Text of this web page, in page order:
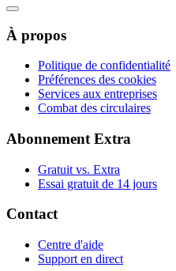
À propos
Politique de confidentialité
Préférences des cookies
Services aux entreprises
Combat des circulaires
Abonnement Extra
Gratuit vs. Extra
Essai gratuit de 14 jours
Contact
Centre d'aide
Support en direct